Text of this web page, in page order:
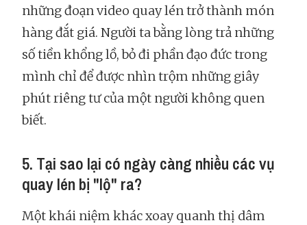
những đoạn video quay lén trở thành món
hàng đắt giá. Người ta bằng lòng trả những
số tiền khổng lồ, bỏ đi phần đạo đức trong
mình chỉ để được nhìn trộm những giây
phút riêng tư của một người không quen
biết.
5. Tại sao lại có ngày càng nhiều các vụ
quay lén bị "lộ" ra?
Một khái niệm khác xoay quanh thị dâm